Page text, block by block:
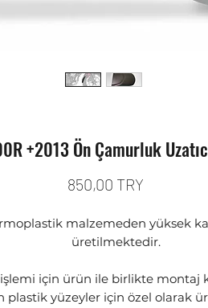
+2013 Ön Çamurluk
850,00 TRY
malzemeden yüksek
üretilmektedir.
için ürün ile birlikte montaj
plastik yüzeyler için özel olarak